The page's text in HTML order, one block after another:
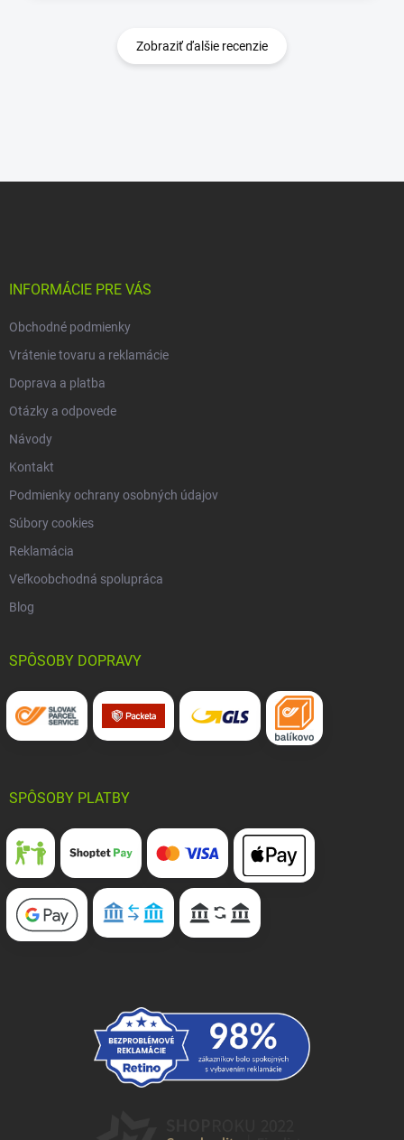
Zobraziť ďalšie recenzie
INFORMÁCIE PRE VÁS
Obchodné podmienky
Vrátenie tovaru a reklamácie
Doprava a platba
Otázky a odpovede
Návody
Kontakt
Podmienky ochrany osobných údajov
Súbory cookies
Reklamácia
Veľkoobchodná spolupráca
Blog
SPÔSOBY DOPRAVY
SPÔSOBY PLATBY